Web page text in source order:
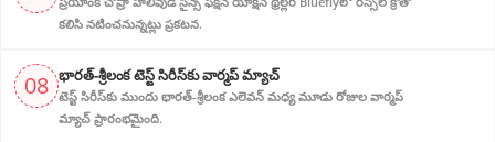
కలిసి నటించనున్నట్లు ప్రకటన.
08 భారత్-శ్రీలంక టెస్ట్ సిరీస్‌కు వార్మప్ మ్యాచ్
టెస్ట్ సిరీస్‌కు ముందు భారత్-శ్రీలంక ఎలెవన్ మధ్య మూడు రోజుల వార్మప్
మ్యాచ్ ప్రారంభమైంది.